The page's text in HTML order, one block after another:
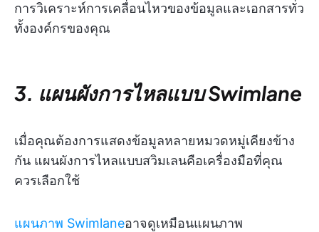
การวิเคราะห์การเคลื่อนไหวของข้อมูลและเอกสารทั่ว
ทั้งองค์กรของคุณ
3. แผนผังการไหลแบบ Swimlane
เมื่อคุณต้องการแสดงข้อมูลหลายหมวดหมู่เคียงข้าง
กัน แผนผังการไหลแบบสวิมเลนคือเครื่องมือที่คุณ
ควรเลือกใช้
แผนภาพ Swimlaneอาจดูเหมือนแผนภาพ